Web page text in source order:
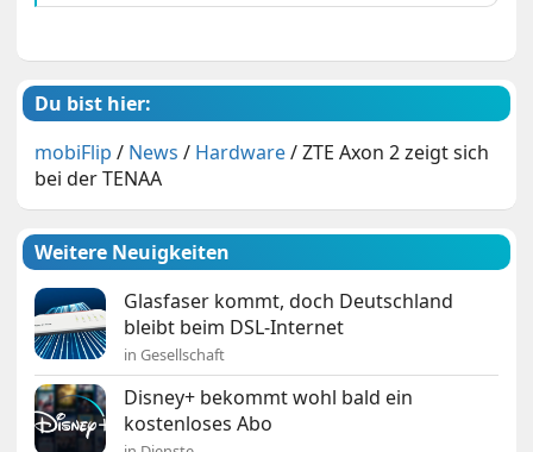
Du bist hier:
mobiFlip / News / Hardware/ZTE Axon 2 zeigt sich
bei der TENAA
Weitere Neuigkeiten
Glasfaser kommt, doch Deutschland
bleibt beim DSL-Internet
in Gesellschaft
Disney+ bekommt wohl bald ein
kostenloses Abo